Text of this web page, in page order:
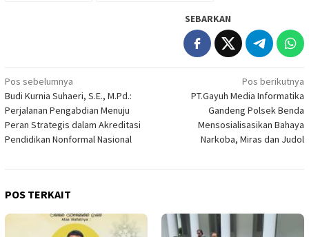
SEBARKAN
Navigasi
pos
Pos sebelumnya
Budi Kurnia Suhaeri, S.E., M.Pd.:
Perjalanan Pengabdian Menuju
Peran Strategis dalam Akreditasi
Pendidikan Nonformal Nasional
Pos berikutnya
PT.Gayuh Media Informatika
Gandeng Polsek Benda
Mensosialisasikan Bahaya
Narkoba, Miras dan Judol
POS TERKAIT